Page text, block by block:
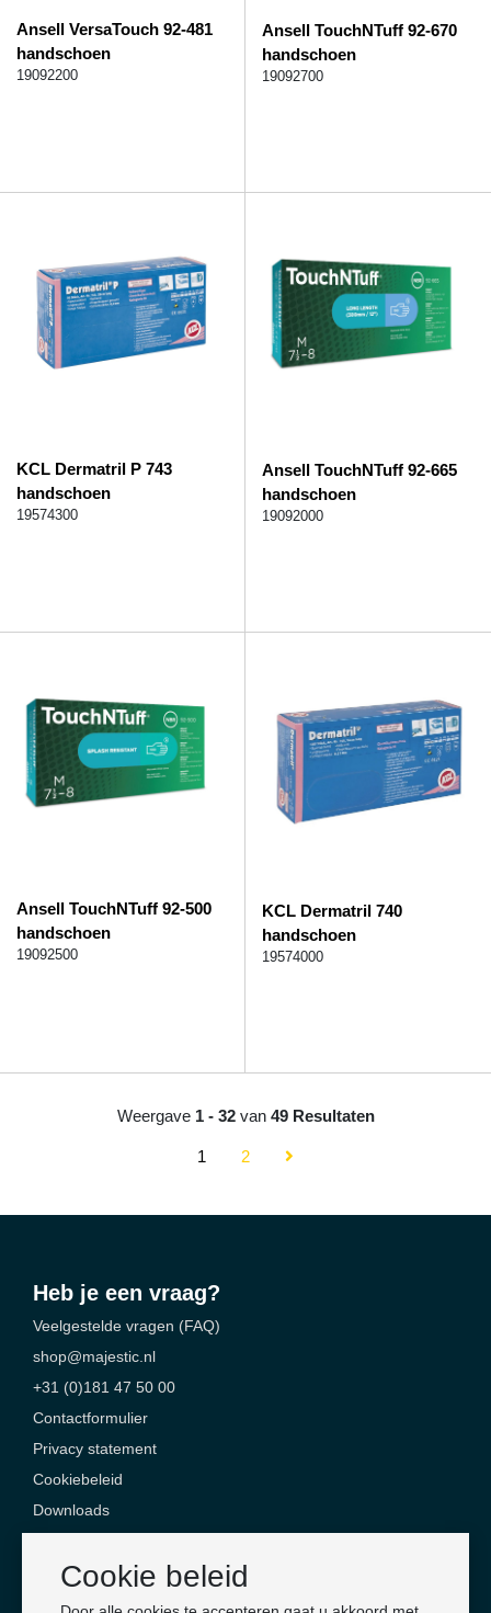
Cookie beleid
Ansell VersaTouch 92-481
handschoen
19092200
Ansell TouchNTuff 92-670
handschoen
19092700
KCL Dermatril P 743
handschoen
19574300
Ansell TouchNTuff 92-665
handschoen
19092000
Ansell TouchNTuff 92-500
handschoen
19092500
KCL Dermatril 740
handschoen
19574000
Weergave 1 - 32van 49 Resultaten
1 2
Heb je een vraag?
Veelgestelde vragen (FAQ)
shop@majestic.nl
+31 (0)181 47 50 00
Contactformulier
Privacy statement
Cookiebeleid
Downloads
Majestic Safety Products & Services